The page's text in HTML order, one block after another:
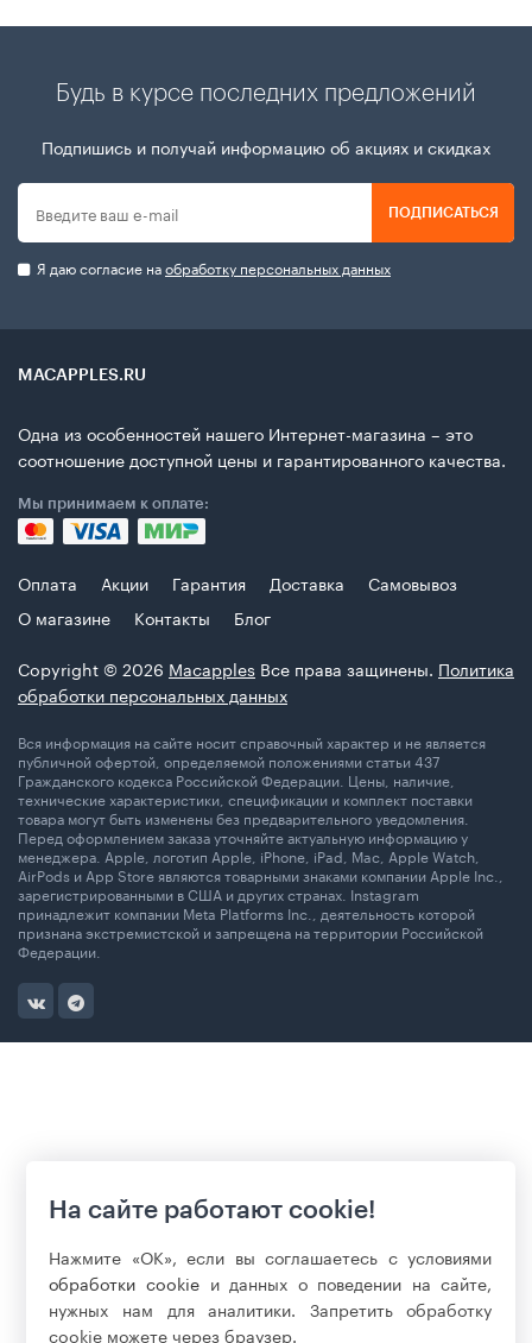
Будь в курсе последних предложений
Подпишись и получай информацию об акциях и скидках
ПОДПИСАТЬСЯ
Я даю согласие наобработку персональных данных
MACAPPLES.RU
Одна из особенностей нашего Интернет-магазина – это
соотношение доступной цены и гарантированного качества.
Мы принимаем к оплате:
Оплата Акции Гарантия Доставка
Самовывоз
О магазине
Контакты
Блог
Copyright © 2026 Macapples Все права защинены. Политика
обработки персональных данных
Вся информация на сайте носит справочный характер и не является
публичной офертой, определяемой положениями статьи 437
Гражданского кодекса Российской Федерации. Цены, наличие,
технические характеристики, спецификации и комплект поставки
товара могут быть изменены без предварительного уведомления.
Перед оформлением заказа уточняйте актуальную информацию у
менеджера. Apple, логотип Apple, iPhone, iPad, Mac, Apple Watch,
AirPods и App Store являются товарными знаками компании Apple Inc.,
зарегистрированными в США и других странах. Instagram
принадлежит компании Meta Platforms Inc., деятельность которой
признана экстремистской и запрещена на территории Российской
Федерации.
На сайте работают cookie!
Нажмите «ОК», если вы соглашаетесь с условиями
обработки cookie и данных о поведении на сайте,
нужных нам для аналитики. Запретить обработку
cookie можете через браузер.